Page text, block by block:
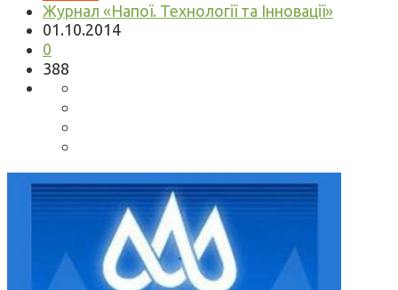
Журнал «Напої. Технології та Інновації»
01.10.2014
0
388